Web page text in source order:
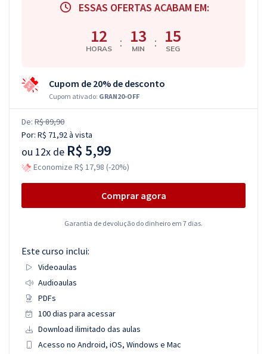
ESSAS OFERTAS ACABAM EM:
12
HORAS : 13
MIN : 14
SEG
Cupom de 20% de desconto
Cupom ativado: GRAN20-OFF
De: R$ 89,90
Por: R$ 71,92à vista
ou 12x de R$ 5,99
Economize R$ 17,98 (-20%)
Comprar agora
Garantia de devolução do dinheiro em 7 dias.
Este curso inclui:
Videoaulas
Audioaulas
PDFs
100 dias para acessar
Download ilimitado das aulas
Acesso no Android, iOS, Windows e Mac